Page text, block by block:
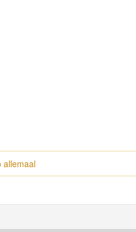
allemaal